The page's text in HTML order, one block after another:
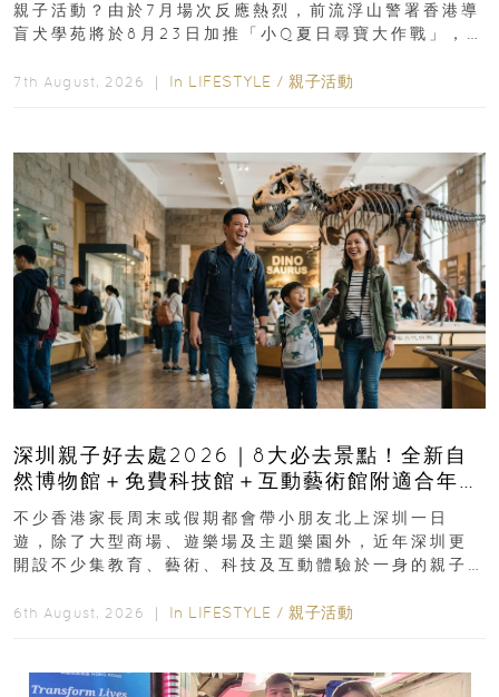
親子活動？由於7月場次反應熱烈，前流浮山警署香港導
盲犬學苑將於8月23日加推「小Q夏日尋寶大作戰」，家
7th August, 2026 ｜ In LIFESTYLE / 親子活動
深圳親子好去處2026｜8大必去景點！全新自
然博物館＋免費科技館＋互動藝術館附適合年
齡、交通、門票、開放時間
不少香港家長周末或假期都會帶小朋友北上深圳一日
遊，除了大型商場、遊樂場及主題樂園外，近年深圳更
開設不少集教育、藝術、科技及互動體驗於一身的親子
6th August, 2026 ｜ In LIFESTYLE / 親子活動